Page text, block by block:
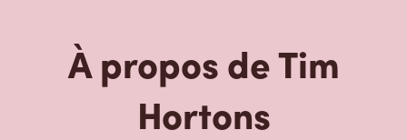
À propos de Tim
Hortons